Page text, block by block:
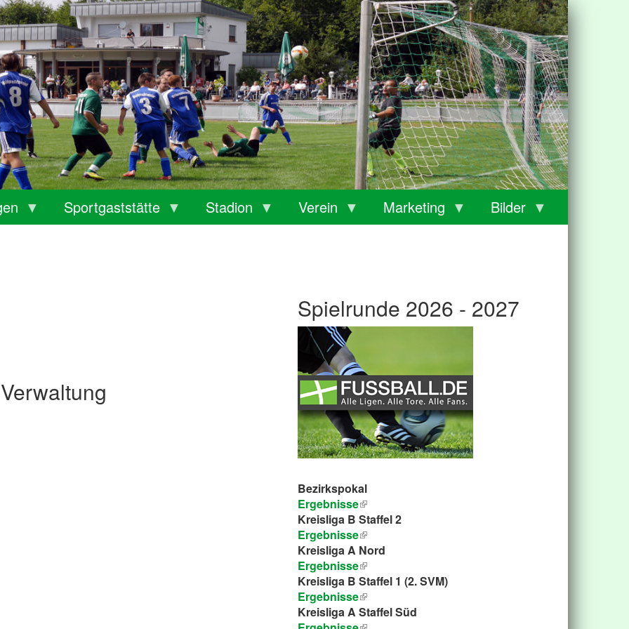
Sportgaststätte Stadion Verein Marketing Bilder
Spielrunde 2026 - 2027
Bezirkspokal
Ergebnisse
Kreisliga B Staffel 2
Ergebnisse
Kreisliga A Nord
Ergebnisse
Kreisliga B Staffel 1 (2. SVM)
Ergebnisse
Kreisliga A Staffel Süd